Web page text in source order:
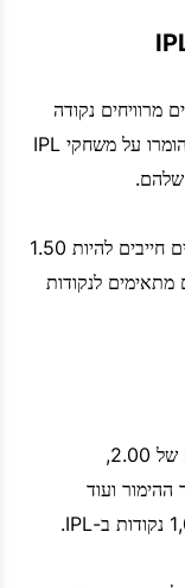
מרוויחים נקודה
אחת על כל $1.00 (או שווה ערך במטבע) שהומרו על משחקי IPL
אתה יכול לבחור בכל שוק, אבל סיכויי ההימורים חייבים להיות 1.50
הימורים קטנים מ-$1.00 אינם מתאימים לנקודות
מהמר מהמר $500 על זוכה במשחק בסיכויים של 2.00,
נקודות עבור ההימור ועוד